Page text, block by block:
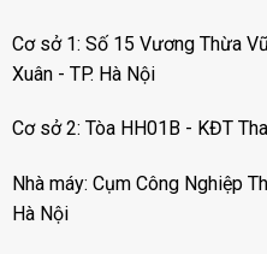
Cơ sở 1: Số 15 Vương Thừa
Xuân - TP. Hà Nội
Cơ sở 2: Tòa HH01B - KĐT
Nhà máy: Cụm Công Nghiệp
Hà Nội